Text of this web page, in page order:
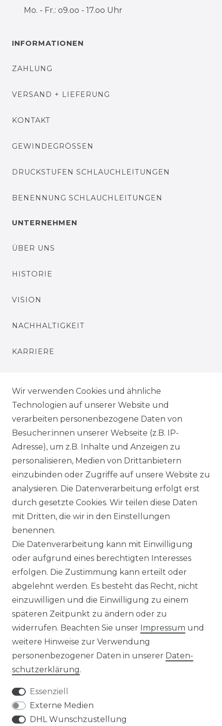
Mo. - Fr.: o9.oo - 17.oo Uhr
INFORMATIONEN
ZAHLUNG
VERSAND + LIEFERUNG
KONTAKT
GEWINDEGRÖSSEN
DRUCKSTUFEN SCHLAUCHLEITUNGEN
BENENNUNG SCHLAUCHLEITUNGEN
UNTERNEHMEN
ÜBER UNS
HISTORIE
VISION
NACHHALTIGKEIT
KARRIERE
BLOG
VORTEILE
☛ TOP Marken – TOP Qualität
☞ Fachhändler mit Beratung
☛ Über 30.000 Top Bewertungen
☞ Mehr als 200.000 Produkte am Lager
Impressum Daten­schutz­erklärung
Widerrufs­recht
Wir verwenden Cookies und ähnliche
Technologien auf unserer Website und
verarbeiten personenbezogene Daten von
Besucher:innen unserer Webseite (z.B. IP-
Adresse), um z.B. Inhalte und Anzeigen zu
personalisieren, Medien von Drittanbietern
einzubinden oder Zugriffe auf unsere Website zu
analysieren. Die Datenverarbeitung erfolgt erst
durch gesetzte Cookies. Wir teilen diese Daten
mit Dritten, die wir in den Einstellungen
benennen.
Die Datenverarbeitung kann mit Einwilligung
oder aufgrund eines berechtigten Interesses
erfolgen. Die Zustimmung kann erteilt oder
abgelehnt werden. Es besteht das Recht, nicht
einzuwilligen und die Einwilligung zu einem
späteren Zeitpunkt zu ändern oder zu
widerrufen. Beachten Sie unser Impressum und
weitere Hinweise zur Verwendung
personenbezogener Daten in unserer Daten­
schutz­erklärung.
Essenziell
Externe Medien
DHL Wunschzustellung